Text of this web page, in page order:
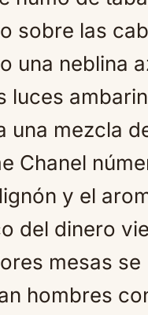
sobre las
una neblina
luces
una mezcla
Chanel
y el
del dinero
mesas se
hombres